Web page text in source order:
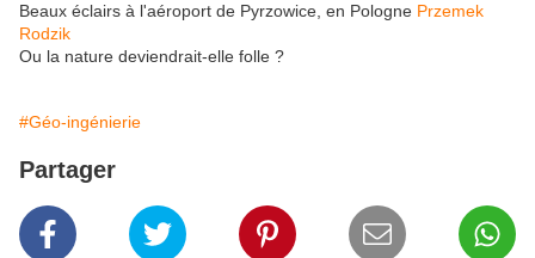
Beaux éclairs à l'aéroport de Pyrzowice, en Pologne Przemek
Rodzik
Ou la nature deviendrait-elle folle ?
#Géo-ingénierie
Partager